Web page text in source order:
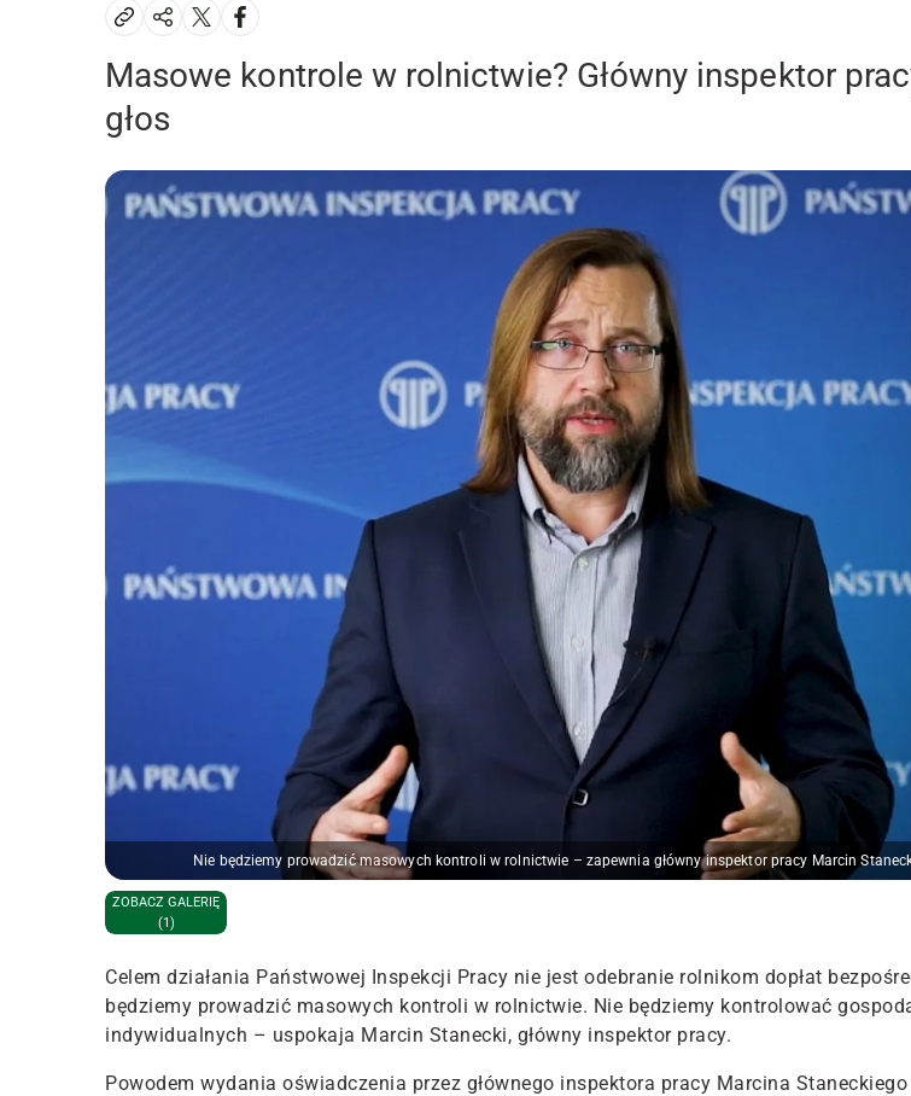
Masowe kontrole w rolnictwie? Główny inspektor
głos
Nie będziemy prowadzić masowych kontroli w rolnictwie – zapewnia główny inspektor pracy Marcin
ZOBACZ GALERIĘ
(1)
Celem działania Państwowej Inspekcji Pracy nie jest odebranie rolnikom dopłat
będziemy prowadzić masowych kontroli w rolnictwie. Nie będziemy kontrolować
indywidualnych – uspokaja Marcin Stanecki, główny inspektor pracy.
Powodem wydania oświadczenia przez głównego inspektora pracy Marcina